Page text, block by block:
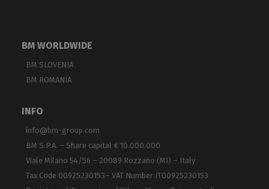
BM WORLDWIDE
BM SLOVENIA
BM ROMANIA
INFO
info@bm-group.com
BM S.P.A. – Share capital € 10.000.000
Viale Milano 54/56 – 20089 Rozzano (MI) – Italy
Tax Code 00925230153– VAT Number IT00925230153